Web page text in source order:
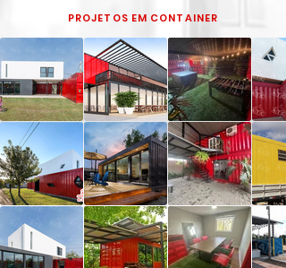
PROJETOS EM CONTAINER